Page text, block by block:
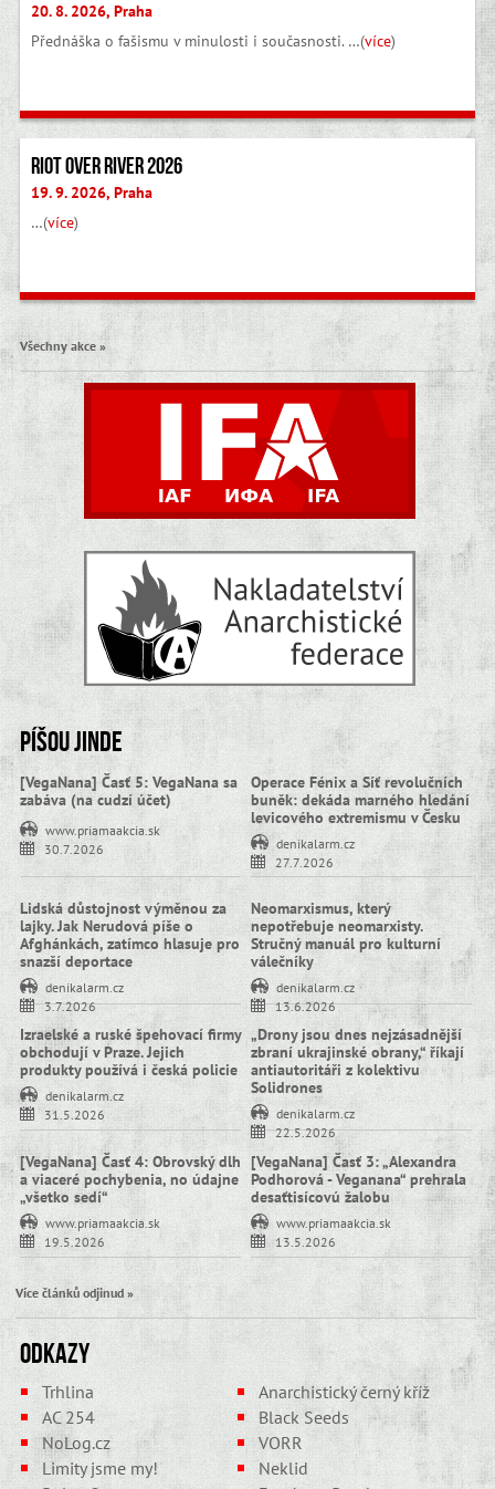
20. 8. 2026, Praha
Přednáška o fašismu v minulosti i současnosti. …(více)
Riot Over River 2026
19. 9. 2026, Praha
…(více)
Všechny akce »
Píšou jinde
[VegaNana] Časť 5: VegaNana sa
zabáva (na cudzí účet)
www.priamaakcia.sk
30.7.2026
Operace Fénix a Síť revolučních
buněk: dekáda marného hledání
levicového extremismu v Česku
denikalarm.cz
27.7.2026
Lidská důstojnost výměnou za
lajky. Jak Nerudová píše o
Afghánkách, zatímco hlasuje pro
snazší deportace
denikalarm.cz
3.7.2026
Neomarxismus, který
nepotřebuje neomarxisty.
Stručný manuál pro kulturní
válečníky
denikalarm.cz
13.6.2026
Izraelské a ruské špehovací firmy
obchodují v Praze. Jejich
produkty používá i česká policie
denikalarm.cz
31.5.2026
„Drony jsou dnes nejzásadnější
zbraní ukrajinské obrany,“ říkají
antiautoritáři z kolektivu
Solidrones
denikalarm.cz
22.5.2026
[VegaNana] Časť 4: Obrovský dlh
a viaceré pochybenia, no údajne
„všetko sedí“
www.priamaakcia.sk
19.5.2026
[VegaNana] Časť 3: „Alexandra
Podhorová - Veganana“ prehrala
desaťtisícovú žalobu
www.priamaakcia.sk
13.5.2026
Více článků odjinud »
Odkazy
Trhlina
Anarchistický černý kříž
AC 254
Black Seeds
NoLog.cz
VORR
Limity jsme my!
Neklid